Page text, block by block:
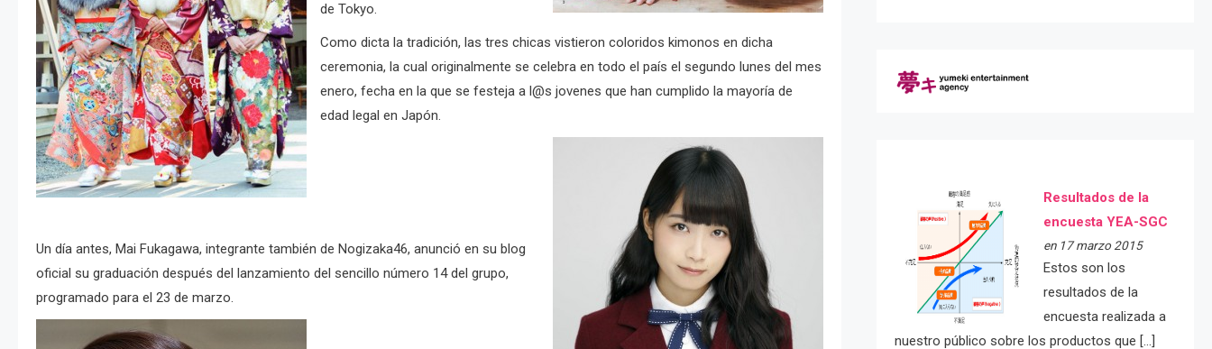
de Tokyo.
Como dicta la tradición, las tres chicas vistieron coloridos kimonos en dicha
ceremonia, la cual originalmente se celebra en todo el país el segundo lunes del mes
enero, fecha en la que se festeja a l@s jovenes que han cumplido la mayoría de
edad legal en Japón.
Un día antes, Mai Fukagawa, integrante también de Nogizaka46, anunció en su blog
oficial su graduación después del lanzamiento del sencillo número 14 del grupo,
programado para el 23 de marzo.
Resultados de la
encuesta YEA-SGC
en 17 marzo 2015
Estos son los
resultados de la
encuesta realizada a
nuestro público sobre los productos que […]